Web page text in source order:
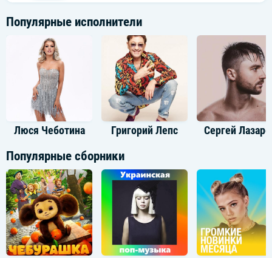
Популярные исполнители
Люся Чеботина Григорий Лепс Сергей
Популярные сборники